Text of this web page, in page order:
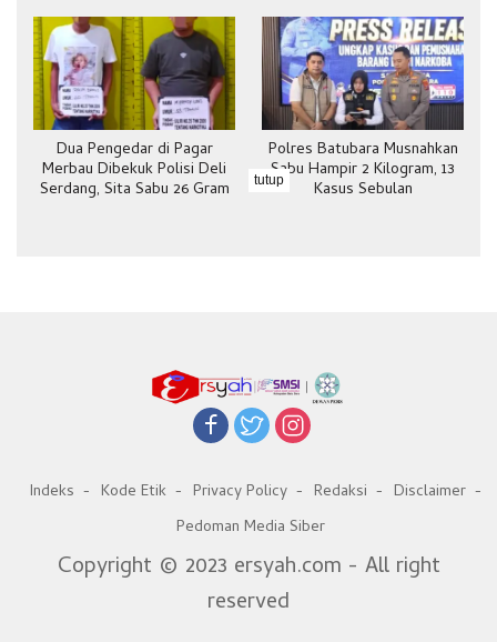
Dua Pengedar di Pagar
Merbau Dibekuk Polisi Deli
Serdang, Sita Sabu 26 Gram
Polres Batubara Musnahkan
Sabu Hampir 2 Kilogram, 13
Kasus Sebulan
Indeks Kode Etik Privacy Policy Redaksi
Disclaimer
Pedoman Media Siber
Copyright © 2023 ersyah.com - All right
reserved
tutup